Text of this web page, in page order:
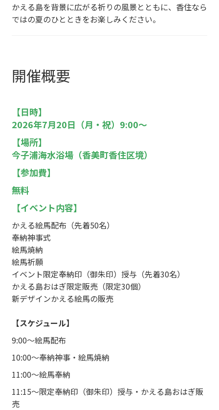
かえる島を背景に広がる祈りの風景とともに、香住なら
ではの夏のひとときをお楽しみください。
開催概要
【日時】
2026年7月20日（月・祝） 9:00～
【場所】
今子浦海水浴場（香美町香住区境）
【参加費】
無料
【イベント内容】
かえる絵馬配布（先着50名）
奉納神事式
絵馬焼納
絵馬祈願
イベント限定奉納印（御朱印）授与（先着30名）
かえる島おはぎ限定販売（限定30個）
新デザインかえる絵馬の販売
【スケジュール】
9:00～絵馬配布
10:00～奉納神事・絵馬焼納
11:00～絵馬奉納
11:15～限定奉納印（御朱印）授与・かえる島おはぎ販
売